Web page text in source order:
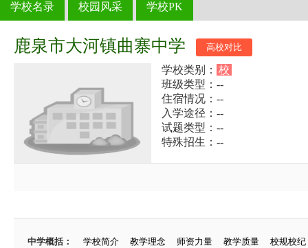
学校名录 校园风采 学校PK
鹿泉市大河镇曲寨中学 高校对比
学校类别： 校
班级类型：--
住宿情况：--
入学途径：--
试题类型：--
特殊招生：--
中学概括： 学校简介 教学理念 师资力量 教学质量
校规校纪